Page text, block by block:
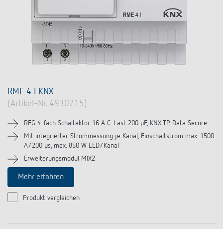
RME 4 I KNX
(Artikel-Nr. 4930215)
REG 4-fach Schaltaktor 16 A C-Last 200 µF, KNX TP, Data Secure
Mit integrierter Strommessung je Kanal, Einschaltstrom max. 1500
A/200 µs, max. 850 W LED/Kanal
Erweiterungsmodul MIX2
Mehr erfahren
Produkt vergleichen